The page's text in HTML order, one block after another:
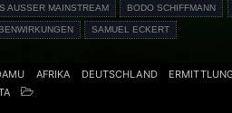
AUSSER MAINSTREAM BODO SCHIFFMANN
SAMUEL ECKERT
AFRIKA DEUTSCHLAND